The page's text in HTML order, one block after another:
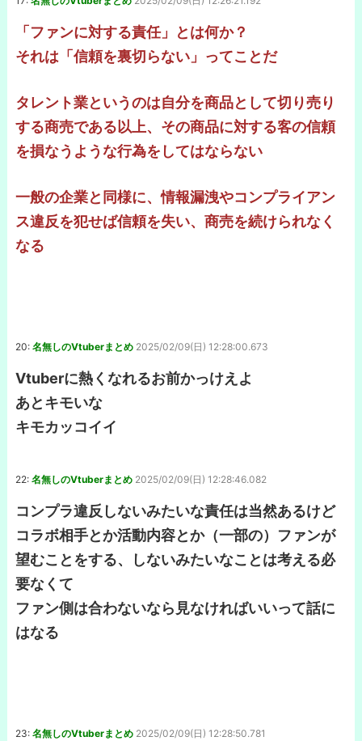
「ファンに対する責任」とは何か？
それは「信頼を裏切らない」ってことだ
タレント業というのは自分を商品として切り売り
する商売である以上、その商品に対する客の信頼
を損なうような行為をしてはならない
一般の企業と同様に、情報漏洩やコンプライアン
ス違反を犯せば信頼を失い、商売を続けられなく
なる
20: 名無しのVtuberまとめ 2025/02/09(日) 12:28:00.673
Vtuberに熱くなれるお前かっけえよ
あとキモいな
キモカッコイイ
22: 名無しのVtuberまとめ 2025/02/09(日) 12:28:46.082
コンプラ違反しないみたいな責任は当然あるけど
コラボ相手とか活動内容とか（一部の）ファンが
望むことをする、しないみたいなことは考える必
要なくて
ファン側は合わないなら見なければいいって話に
はなる
23: 名無しのVtuberまとめ 2025/02/09(日) 12:28:50.781